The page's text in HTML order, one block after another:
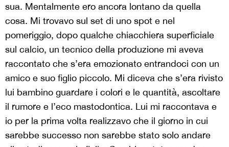
sua. Mentalmente ero ancora lontano da quella
cosa. Mi trovavo sul set di uno spot e nel
pomeriggio, dopo qualche chiacchiera superficiale
sul calcio, un tecnico della produzione mi aveva
raccontato che s’era emozionato entrandoci con un
amico e suo figlio piccolo. Mi diceva che s’era rivisto
lui bambino guardare i colori e le quantità, ascoltare
il rumore e l’eco mastodontica. Lui mi raccontava e
io per la prima volta realizzavo che il giorno in cui
sarebbe successo non sarebbe stato solo andare